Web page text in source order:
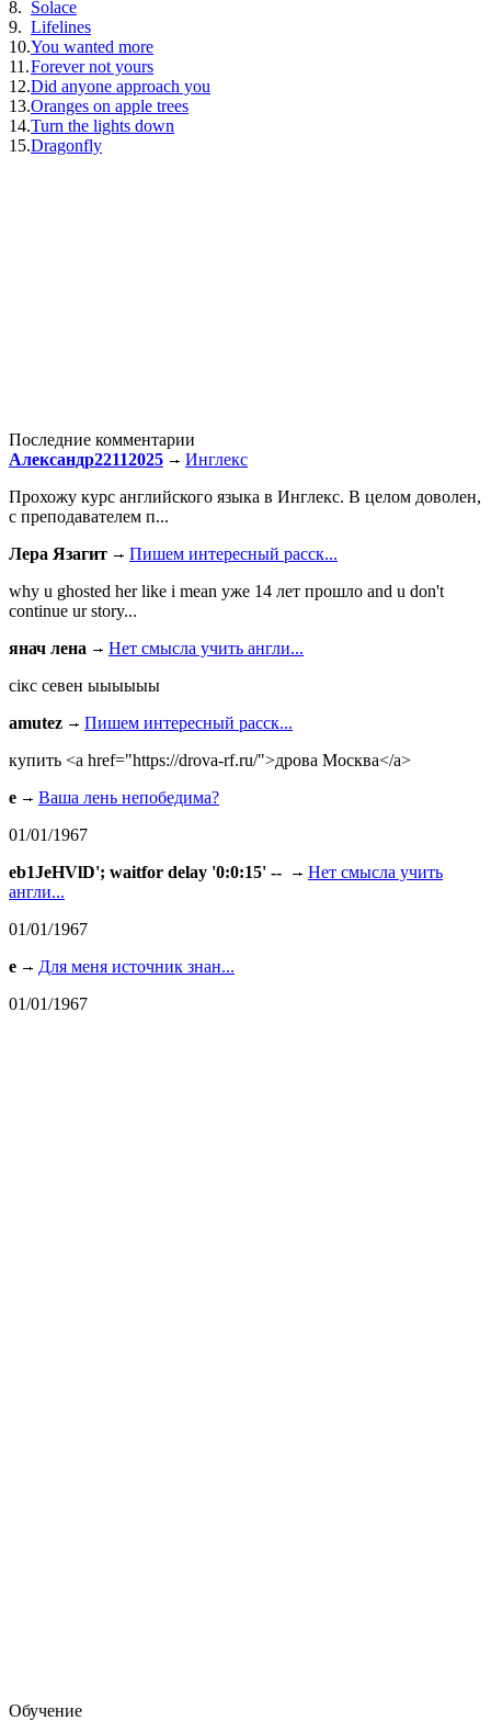
8. Solace
9. Lifelines
10.You wanted more
11.Forever not yours
12.Did anyone approach you
13.Oranges on apple trees
14.Turn the lights down
15.Dragonfly
Последние комментарии
Александр22112025
Инглекс
Прохожу курс английского языка в Инглекс. В целом доволен,
с преподавателем п...
Лера Язагит
Пишем интересный расск...
why u ghosted her like i mean уже 14 лет прошло and u don't
continue ur story...
янач лена
Нет смысла учить англи...
сiкс севен ыыыыыы
amutez
Пишем интересный расск...
купить <a href="https://drova-rf.ru/">дрова Москва</a>
e
Ваша лень непобедима?
01/01/1967
eb1JeHVlD'; waitfor delay '0:0:15' --
Нет смысла учить
англи...
01/01/1967
e
Для меня источник знан...
01/01/1967
Обучение